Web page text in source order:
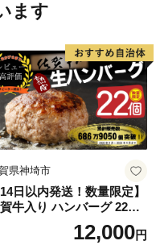
ます
県神埼市
14日以内発送！数量限定】
牛入り ハンバーグ 22個
個)【佐賀牛
毛和牛 ブランド牛 九州 ハ
12,000円